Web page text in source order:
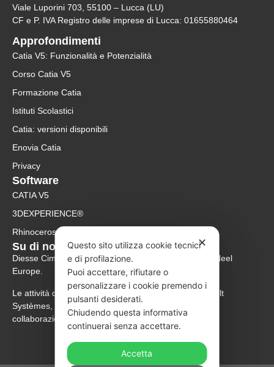
Viale Luporini 703, 55100 – Lucca (LU)
CF e P. IVA Registro delle imprese di Lucca: 01655880464
Approfondimenti
Catia V5: Funzionalità e Potenzialità
Corso Catia V5
Formazione Catia
Istituti Scolastici
Catia: versioni disponibili
Enovia Catia
Privacy
Software
CATIA V5
3DEXPERIENCE®
Rhinoceros
Su di noi
Diesse Cim è rivenditore ufficiale Rhinoceros per McNeel
Europe.
Le attività di supporto e rivendita dei software Dassault
Systèmes, 3DCS e Human Solutions sono svolte in
collaborazione con Abex Italia Srl.
✕
Questo sito utilizza cookie tecnici
e di profilazione.
Puoi accettare, rifiutare o
personalizzare i cookie premendo i
pulsanti desiderati.
Chiudendo questa informativa
continuerai senza accettare.
Accetta